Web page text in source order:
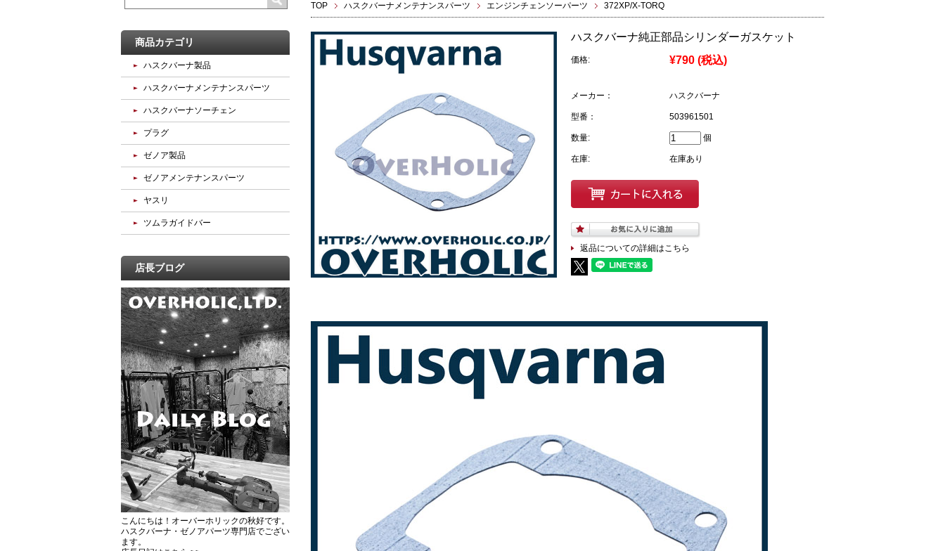
TOP ハスクバーナメンテナンスパーツ エンジンチェンソーパーツ 372XP/X-TORQ
ハスクバーナ純正部品シリンダーガスケット
価格: ¥790 (税込)
メーカー： ハスクバーナ
型番： 503961501
数量: 個
在庫: 在庫あり
返品についての詳細はこちら
商品カテゴリ
ハスクバーナ製品
ハスクバーナメンテナンスパーツ
ハスクバーナソーチェン
プラグ
ゼノア製品
ゼノアメンテナンスパーツ
ヤスリ
ツムラガイドバー
店長ブログ
こんにちは！オーバーホリックの秋好です。
ハスクバーナ・ゼノアパーツ専門店でござい
ます。